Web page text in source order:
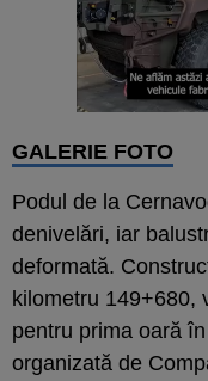
GALERIE FOTO
Podul de la
denivelări, iar
deformată.
kilometru 149+680,
pentru prima oară
organizată de